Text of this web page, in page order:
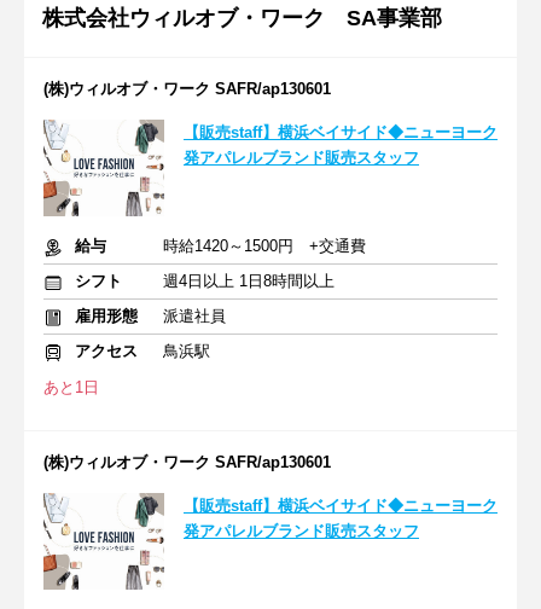
株式会社ウィルオブ・ワーク SA事業部
(株)ウィルオブ・ワーク SAFR/ap130601
【販売staff】横浜ベイサイド◆ニューヨーク
発アパレルブランド販売スタッフ
給与
時給1420～1500円 +交通費
シフト
週4日以上 1日8時間以上
雇用形態
派遣社員
アクセス
鳥浜駅
あと1日
(株)ウィルオブ・ワーク SAFR/ap130601
【販売staff】横浜ベイサイド◆ニューヨーク
発アパレルブランド販売スタッフ